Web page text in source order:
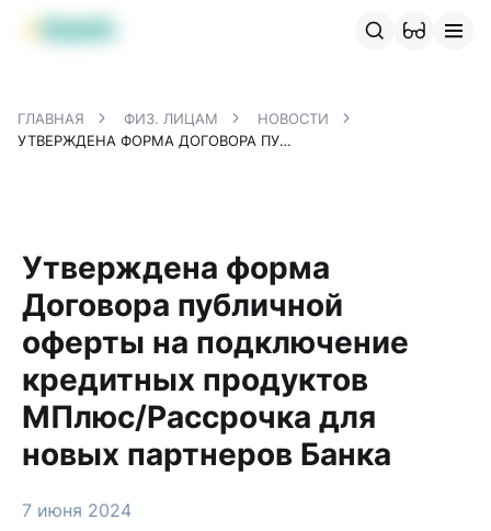
Продукты MBANK
ГЛАВНАЯ ФИЗ. ЛИЦАМ
НОВОСТИ
УТВЕРЖДЕНА ФОРМА ДОГОВОРА ПУБЛИЧНОЙ ОФЕРТЫ НА ПОДКЛЮЧЕНИЕ КРЕДИТНЫХ ПРОДУКТОВ МПЛЮС/РАССРОЧКА ДЛЯ НОВЫХ ПАРТНЕРОВ БАНКА
Утверждена форма
Договора публичной
оферты на подключение
кредитных продуктов
МПлюс/Рассрочка для
новых партнеров Банка
7 июня 2024